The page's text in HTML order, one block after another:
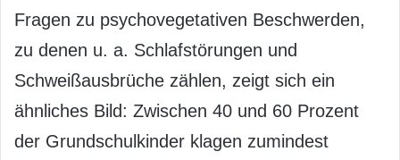
Fragen zu psychovegetativen Beschwerden,
zu denen u. a. Schlafstörungen und
Schweißausbrüche zählen, zeigt sich ein
ähnliches Bild: Zwischen 40 und 60 Prozent
der Grundschulkinder klagen zumindest